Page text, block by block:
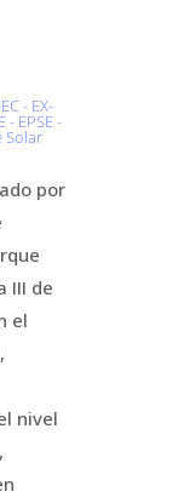
- EX-
- EPSE -
Solar
por
III de
el
nivel